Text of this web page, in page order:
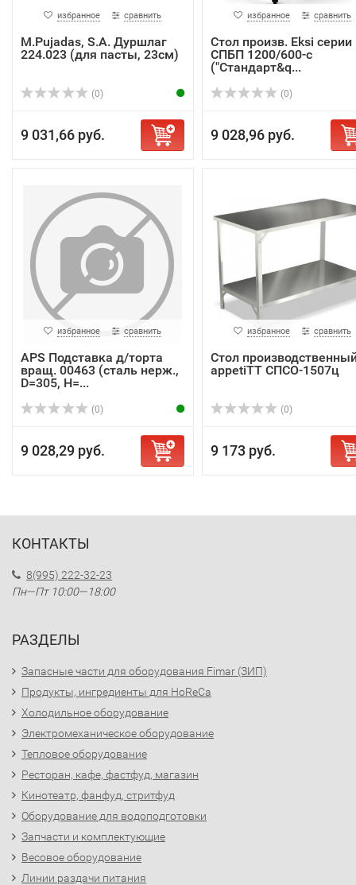
избранное сравнить
M.Pujadas, S.A. Дуршлаг
224.023 (для пасты, 23см)
(0)
9 031,66 руб.
избранное сравнить
Стол произв. Eksi серии
СПБП 1200/600-с
("Стандарт&q...
(0)
9 028,96 руб.
избранное сравнить
APS Подставка д/торта
вращ. 00463 (сталь нерж.,
D=305, H=...
(0)
9 028,29 руб.
избранное сравнить
Стол
appetiTT СПСО-1507ц
(0)
9 173 руб.
КОНТАКТЫ
8(995) 222-32-23
Пн—Пт 10:00—18:00
РАЗДЕЛЫ
Запасные части для оборудования Fimar (ЗИП)
Продукты, ингредиенты для HoReCa
Холодильное оборудование
Электромеханическое оборудование
Тепловое оборудование
Ресторан, кафе, фастфуд, магазин
Кинотеатр, фанфуд, стритфуд
Оборудование для водоподготовки
Запчасти и комплектующие
Весовое оборудование
Линии раздачи питания